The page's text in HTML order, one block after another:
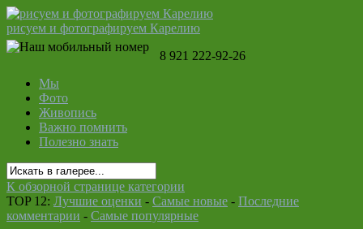
рисуем и фотографируем Карелию
8 921 222-92-26
Мы
Фото
Живопись
Важно помнить
Полезно знать
К обзорной странице категории
TOP 12: Лучшие оценки - Самые новые - Последние
комментарии - Самые популярные